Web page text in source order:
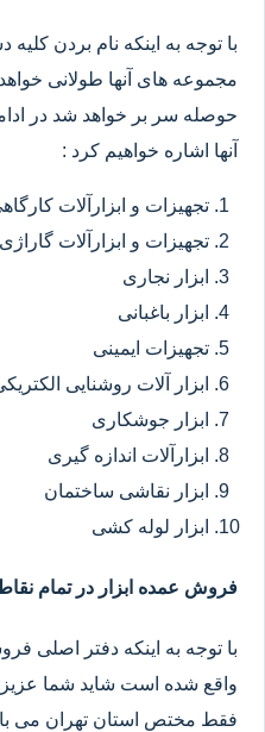
با توجه به اینکه نام بردن کلیه
مجموعه های آنها طولانی
حوصله سر بر خواهد شد در
آنها اشاره خواهیم کرد :
تجهیزات و ابزارآلات
تجهیزات و ابزارآلات گاراژی
ابزار نجاری
ابزار باغبانی
تجهیزات ایمینی
ابزار آلات روشنایی
ابزار جوشکاری
ابزارآلات اندازه گیری
ابزار نقاشی ساختمان
ابزار لوله کشی
فروش عمده ابزار در تمام
با توجه به اینکه دفتر اصلی
واقع شده است شاید شما
فقط مختص استان تهران می